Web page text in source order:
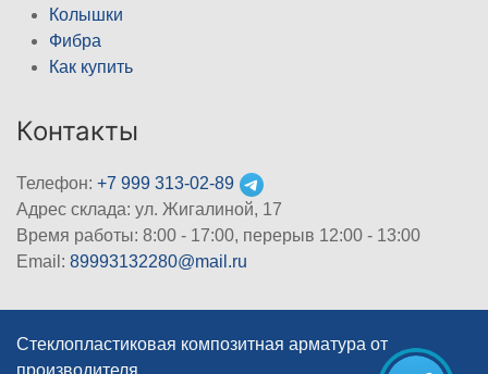
Колышки
Фибра
Как купить
Контакты
Телефон: +7 999 313-02-89
Адрес склада: ул. Жигалиной, 17
Время работы: 8:00 - 17:00, перерыв 12:00 - 13:00
Email: 89993132280@mail.ru
Стеклопластиковая композитная арматура от